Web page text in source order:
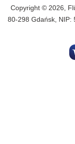
Copyright © 2026,
80-298 Gdańsk, NIP: